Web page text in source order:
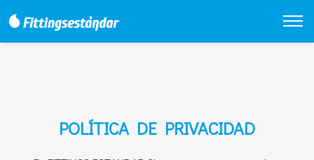
POLÍTICA DE PRIVACIDAD